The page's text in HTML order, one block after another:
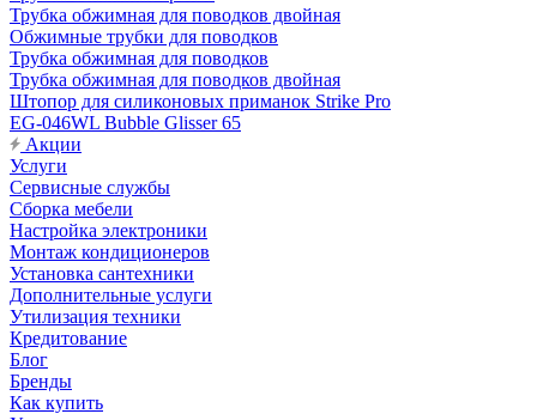
Трубка обжимная для поводков двойная
Обжимные трубки для поводков
Трубка обжимная для поводков
Трубка обжимная для поводков двойная
Штопор для силиконовых приманок Strike Pro
EG-046WL Bubble Glisser 65
Акции
Услуги
Сервисные службы
Сборка мебели
Настройка электроники
Монтаж кондиционеров
Установка сантехники
Дополнительные услуги
Утилизация техники
Кредитование
Блог
Бренды
Как купить